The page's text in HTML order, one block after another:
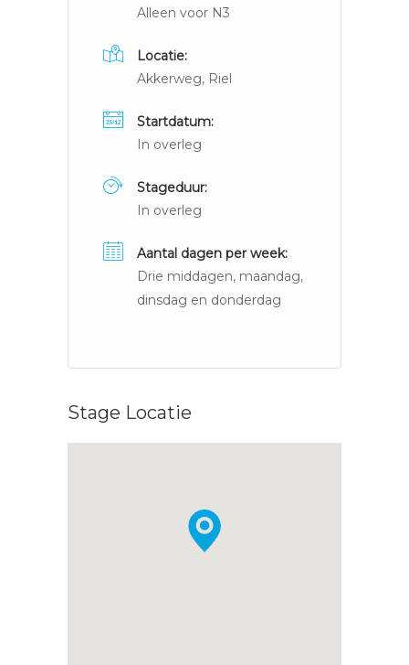
Alleen voor N3
Locatie:
Akkerweg, Riel
Startdatum:
In overleg
Stageduur:
In overleg
Aantal dagen per week:
Drie middagen, maandag,
dinsdag en donderdag
Stage Locatie